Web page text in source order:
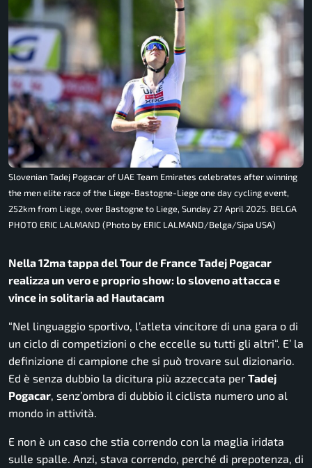
Slovenian Tadej Pogacar of UAE Team Emirates celebrates after winning
the men elite race of the Liege-Bastogne-Liege one day cycling event,
252km from Liege, over Bastogne to Liege, Sunday 27 April 2025. BELGA
PHOTO ERIC LALMAND (Photo by ERIC LALMAND/Belga/Sipa USA)
Nella 12ma tappa del Tour de France Tadej Pogacar
realizza un vero e proprio show: lo sloveno attacca e
vince in solitaria ad Hautacam
“Nel linguaggio sportivo, l’atleta vincitore di una gara o di
un ciclo di competizioni o che eccelle su tutti gli altri“. E’ la
definizione di campione che si può trovare sul dizionario.
Ed è senza dubbio la dicitura più azzeccata per Tadej
Pogacar, senz’ombra di dubbio il ciclista numero uno al
mondo in attività.
E non è un caso che stia correndo con la maglia iridata
sulle spalle. Anzi, stava correndo, perché di prepotenza, di